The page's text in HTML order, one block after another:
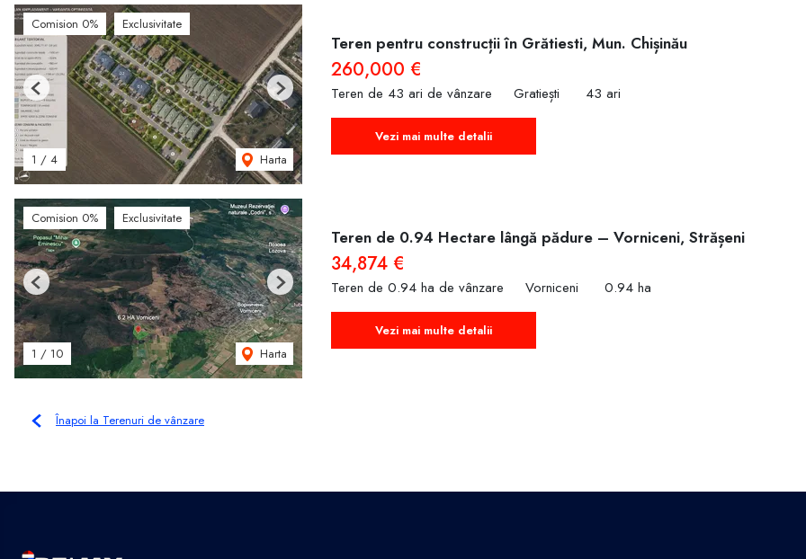
Comision 0% Exclusivitate
1 / 4 Harta
Previous Next
Teren pentru construcții în Grătiesti, Mun. Chișinău
260,000 €
Teren de 43 ari de vânzare Gratiești 43 ari
Vezi mai multe detalii
Comision 0% Exclusivitate
1 / 10 Harta
Previous Next
Teren de 0.94 Hectare lângă pădure – Vorniceni, Strășeni
34,874 €
Teren de 0.94 ha de vânzare Vorniceni 0.94 ha
Vezi mai multe detalii
Înapoi la Terenuri de vânzare